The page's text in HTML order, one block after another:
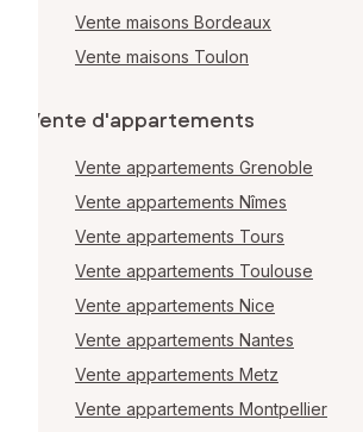
Vente maisons Bordeaux
Vente maisons Toulon
Vente d'appartements
Vente appartements Grenoble
Vente appartements Nîmes
Vente appartements Tours
Vente appartements Toulouse
Vente appartements Nice
Vente appartements Nantes
Vente appartements Metz
Vente appartements Montpellier